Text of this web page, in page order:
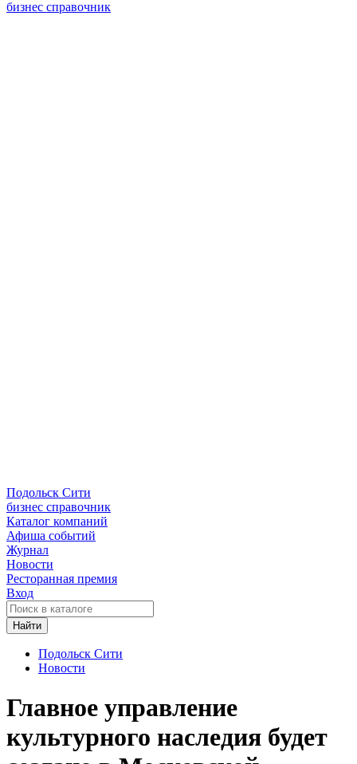
бизнес справочник
Подольск Сити
бизнес справочник
Каталог компаний
Афиша событий
Журнал
Новости
Ресторанная премия
Вход
Найти
Подольск Сити
Новости
Главное управление
культурного наследия будет